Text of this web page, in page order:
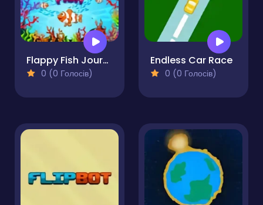
Flappy Fish Journey
0 (0 Голосів)
Endless Car Race
0 (0 Голосів)